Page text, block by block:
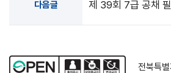
다음글 제 39회 7급 공채
전북특